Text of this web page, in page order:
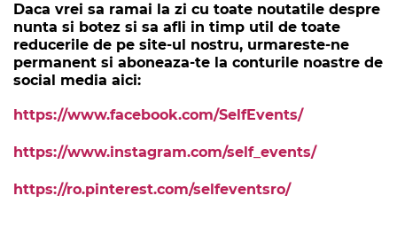
Daca vrei sa ramai la zi cu toate noutatile despre
nunta si botez si sa afli in timp util de toate
reducerile de pe site-ul nostru, urmareste-ne
permanent si aboneaza-te la conturile noastre de
social media aici:
https://www.facebook.com/SelfEvents/
https://www.instagram.com/self_events/
https://ro.pinterest.com/selfeventsro/